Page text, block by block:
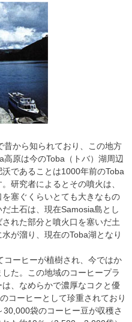
昔から知られており、この地方
原は今のToba（トバ）湖周辺
であることは1000年前のToba
研究者によるとその噴火は、
塞ぐくらいとても大きなもの
土石は、現在Samosia島とし
れた部分と噴火口を塞いだ土
が溜り、現在のToba湖となり
コーヒーが植樹され、今ではか
た。この地域のコーヒープラ
、なめらかで濃厚なコクと優
コーヒーとして珍重されており
袋のコーヒー豆が収穫さ